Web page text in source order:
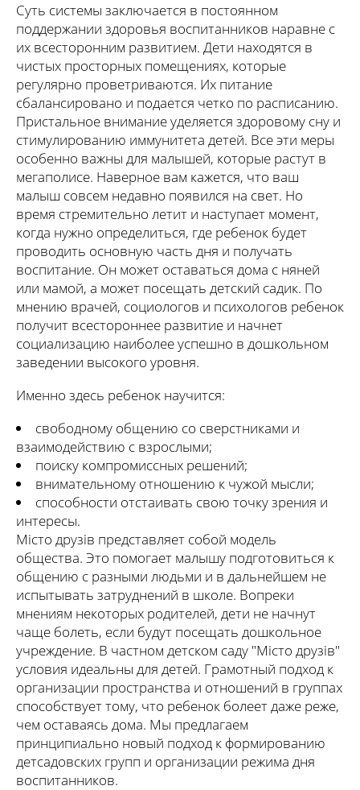
Суть системы заключается в постоянном
поддержании здоровья воспитанников наравне с
их всесторонним развитием. Дети находятся в
чистых просторных помещениях, которые
регулярно проветриваются. Их питание
сбалансировано и подается четко по расписанию.
Пристальное внимание уделяется здоровому сну и
стимулированию иммунитета детей. Все эти меры
особенно важны для малышей, которые растут в
мегаполисе. Наверное вам кажется, что ваш
малыш совсем недавно появился на свет. Но
время стремительно летит и наступает момент,
когда нужно определиться, где ребенок будет
проводить основную часть дня и получать
воспитание. Он может оставаться дома с няней
или мамой, а может посещать детский садик. По
мнению врачей, социологов и психологов ребенок
получит всестороннее развитие и начнет
социализацию наиболее успешно в дошкольном
заведении высокого уровня.
Именно здесь ребенок научится:
свободному общению со сверстниками и
взаимодействию с взрослыми;
поиску компромиссных решений;
внимательному отношению к чужой мысли;
способности отстаивать свою точку зрения и
интересы.
Місто друзів представляет собой модель
общества. Это помогает малышу подготовиться к
общению с разными людьми и в дальнейшем не
испытывать затруднений в школе. Вопреки
мнениям некоторых родителей, дети не начнут
чаще болеть, если будут посещать дошкольное
учреждение. В частном детском саду "Місто друзів"
условия идеальны для детей. Грамотный подход к
организации пространства и отношений в группах
способствует тому, что ребенок болеет даже реже,
чем оставаясь дома. Мы предлагаем
принципиально новый подход к формированию
детсадовских групп и организации режима дня
воспитанников.